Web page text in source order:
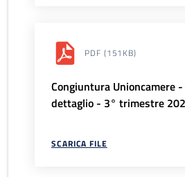
PDF (151KB)
Congiuntura Unioncamere
dettaglio - 3° trimestre
SCARICA FILE